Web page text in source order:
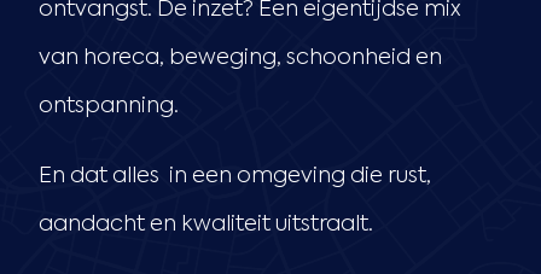
ontvangst. De inzet? Een eigentijdse mix
van horeca, beweging, schoonheid en
ontspanning.
En dat alles in een omgeving die rust,
aandacht en kwaliteit uitstraalt.